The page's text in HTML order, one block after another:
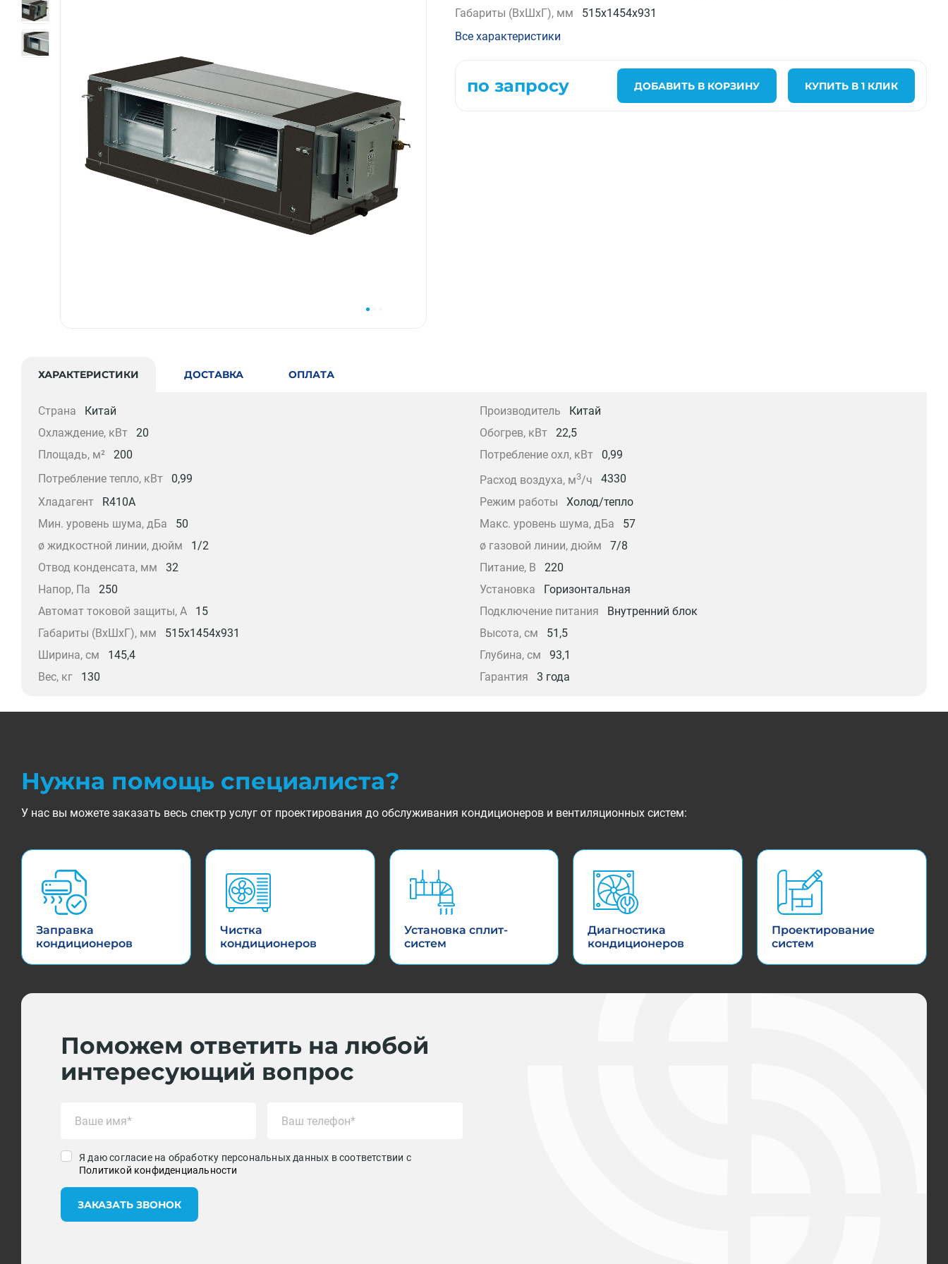
Компрессорно-конденсаторные блоки
Крышные кондиционеры
Прецизионные кондиционеры
Чиллеры
Расходные материалы монтажа
Инструменты монтажа
Аксессуары для кондиционеров
Габариты (ВxШxГ), мм
515x1454x931
Все характеристики
по запросу ДОБАВИТЬ В КОРЗИНУ КУПИТЬ В 1 КЛИК
ХАРАКТЕРИСТИКИ ДОСТАВКА ОПЛАТА
Страна Китай Производитель
Китай
Охлаждение, кВт
20 Обогрев, кВт
22,5
Площадь, м²
200 Потребление охл, кВт
0,99
Потребление тепло, кВт
0,99 Расход воздуха, м3/ч
4330
Хладагент
R410A Режим работы
Холод/тепло
Мин. уровень шума, дБа
50 Макс. уровень шума, дБа
57
ø жидкостной линии, дюйм
1/2 ø газовой линии, дюйм
7/8
Отвод конденсата, мм
32 Питание, В
220
Напор, Па
250 Установка
Горизонтальная
Автомат токовой защиты, А
15 Подключение питания
Внутренний блок
Габариты (ВxШxГ), мм
515x1454x931 Высота, см
51,5
Ширина, см
145,4 Глубина, см
93,1
Вес, кг
130 Гарантия 3 года
Нужна помощь специалиста?
У нас вы можете заказать весь спектр услуг от проектирования до обслуживания кондиционеров и вентиляционных систем:
Заправка
кондиционеров
Чистка
кондиционеров
Установка сплит-
систем
Диагностика
кондиционеров
Проектирование
систем
Поможем ответить на любой
интересующий вопрос
Я даю согласие на обработку персональных данных в соответствии с
Политикой конфиденциальности
ЗАКАЗАТЬ ЗВОНОК